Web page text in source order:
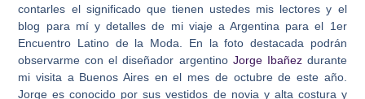
contarles el significado que tienen ustedes mis lectores y el
blog para mí y detalles de mi viaje a Argentina para el 1er
Encuentro Latino de la Moda. En la foto destacada podrán
observarme con el diseñador argentino Jorge Ibañezdurante
mi visita a Buenos Aires en el mes de octubre de este año.
Jorge es conocido por sus vestidos de novia y alta costura y